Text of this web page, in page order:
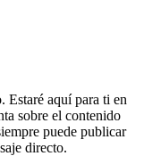
Estaré aquí para ti en
sobre el contenido
puede publicar
directo.